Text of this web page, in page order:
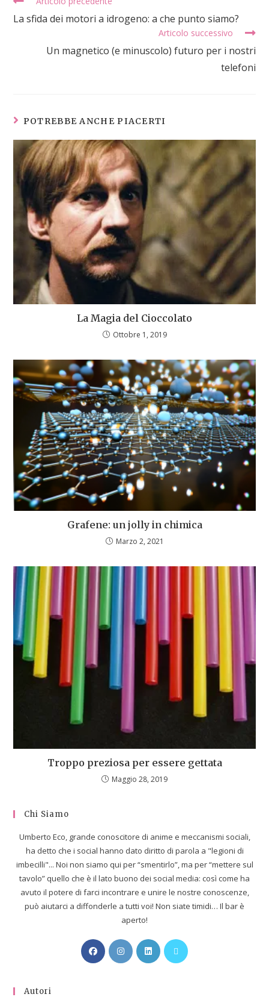
La sfida dei motori a idrogeno: a che punto siamo?
Articolo successivo
Un magnetico (e minuscolo) futuro per i nostri
telefoni
POTREBBE ANCHE PIACERTI
La Magia del Cioccolato
Ottobre 1, 2019
Grafene: un jolly in chimica
Marzo 2, 2021
Troppo preziosa per essere gettata
Maggio 28, 2019
Chi Siamo
Umberto Eco, grande conoscitore di anime e meccanismi sociali,
ha detto che i social hanno dato diritto di parola a "legioni di
imbecilli"... Noi non siamo qui per “smentirlo”, ma per “mettere sul
tavolo” quello che è il lato buono dei social media: così come ha
avuto il potere di farci incontrare e unire le nostre conoscenze,
può aiutarci a diffonderle a tutti voi! Non siate timidi… Il bar è
aperto!
Autori